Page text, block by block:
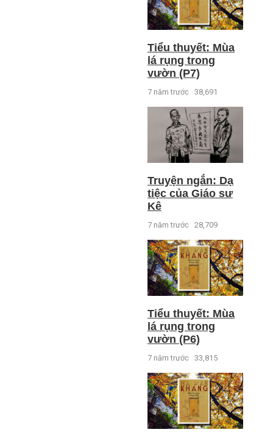
Tiểu thuyết: Mùa
lá rụng trong
vườn (P7)
7 năm trước 38,691
Truyện ngắn: Dạ
tiệc của Giáo sư
Kê
7 năm trước 28,709
Tiểu thuyết: Mùa
lá rụng trong
vườn (P6)
7 năm trước 33,815